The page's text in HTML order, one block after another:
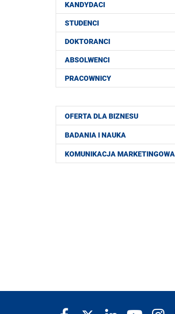
KANDYDACI
STUDENCI
DOKTORANCI
ABSOLWENCI
PRACOWNICY
OFERTA DLA BIZNESU
BADANIA I NAUKA
KOMUNIKACJA MARKETINGOWA